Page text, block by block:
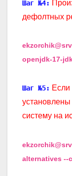
Шаг №4:
дефолтных
openjdk-17-
Шаг №5: Если
установлены
систему на
alternatives --